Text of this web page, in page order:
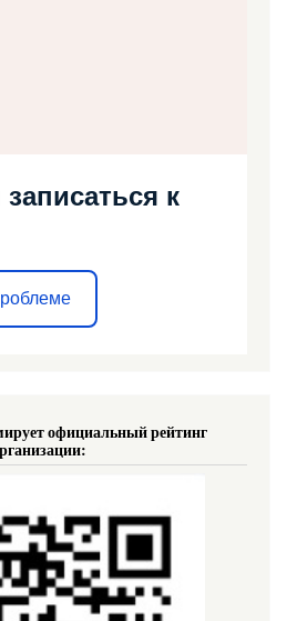
к
официальный рейтинг